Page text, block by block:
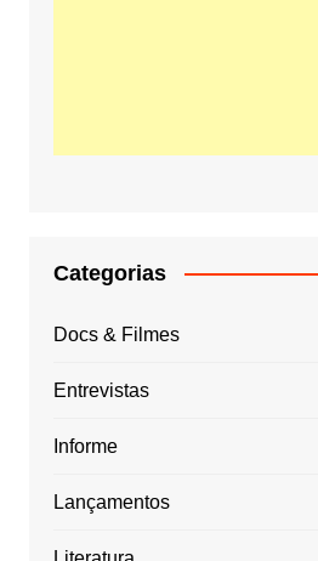
Categorias
Docs & Filmes
Entrevistas
Informe
Lançamentos